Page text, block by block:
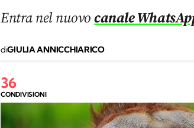
Entra nel nuovocanale
diGIULIA ANNICCHIARICO
36
CONDIVISIONI